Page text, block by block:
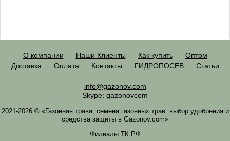
О компании Наши Клиенты Как купить
Оптом
Доставка
Оплата Контакты ГИДРОПОСЕВ Статьи
info@gazonov.com
Skype: gazonovcom
2021-2026 © «Газонная трава, семена газонных трав: выбор удобрения и
средства защиты в Gazonov.com»
Филиалы ТК РФ